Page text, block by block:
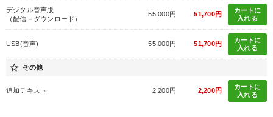
デジタル音声版
（配信＋ダウンロード）
55,000円 51,700円
カートに
入れる
USB(音声) 55,000円 51,700円
カートに
入れる
star_border その他
追加テキスト 2,200円 2,200円
カートに
入れる